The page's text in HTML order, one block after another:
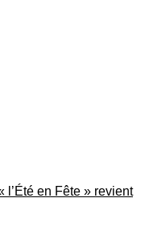
l’Été en Fête » revient